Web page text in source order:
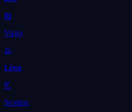
♍
Virgo
♎
Libra
♏
Scorpio